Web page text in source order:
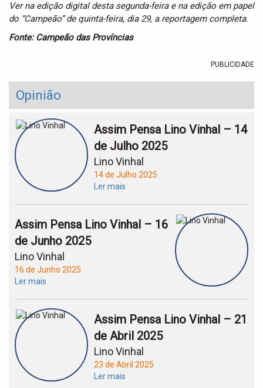
Ver na edição digital desta segunda-feira e na edição em papel
do “Campeão” de quinta-feira, dia 29, a reportagem completa.
Fonte: Campeão das Províncias
PUBLICIDADE
Opinião
Assim Pensa Lino Vinhal – 14
de Julho 2025
Lino Vinhal
14 de Julho 2025
Ler mais
Assim Pensa Lino Vinhal – 16
de Junho 2025
Lino Vinhal
16 de Junho 2025
Ler mais
Assim Pensa Lino Vinhal – 21
de Abril 2025
Lino Vinhal
23 de Abril 2025
Ler mais